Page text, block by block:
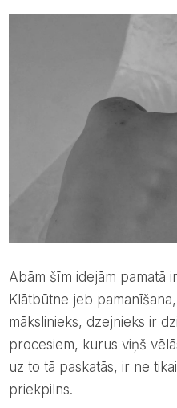
Abām šīm idejām pamatā ir vēl viena svarīga lieta.
Klātbūtne jeb
mākslinieks, dzejnieks ir
procesiem, kurus viņš
uz to tā paskatās, ir ne
priekpilns.